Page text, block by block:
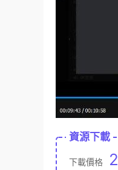
資源下載
下載價格 2